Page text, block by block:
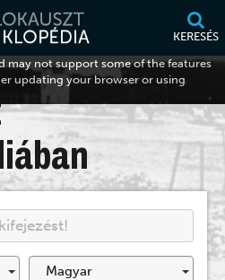
KERESÉS
may not support some of the features
updating your browser or using